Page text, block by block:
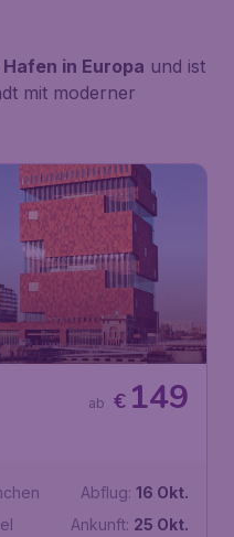
in Europa und ist
mit moderner
€ 149
ab
Abflug: 16 Okt.
Ankunft: 25 Okt.